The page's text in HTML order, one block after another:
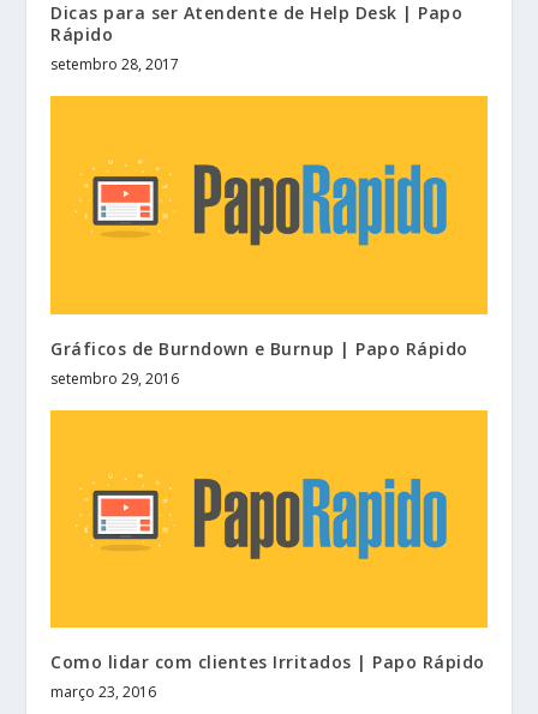
Dicas para ser Atendente de Help Desk | Papo
Rápido
setembro 28, 2017
Gráficos de Burndown e Burnup | Papo Rápido
setembro 29, 2016
Como lidar com clientes Irritados | Papo Rápido
março 23, 2016